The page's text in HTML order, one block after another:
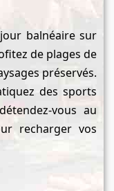
balnéaire sur
de plages de
préservés.
des sports
vous au
recharger vos